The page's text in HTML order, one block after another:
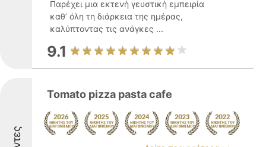
Παρέχει μια εκτενή γευστική εμπειρία
καθ’ όλη τη διάρκεια της ημέρας,
καλύπτοντας τις ανάγκες ...
9.1
Tomato pizza pasta cafe